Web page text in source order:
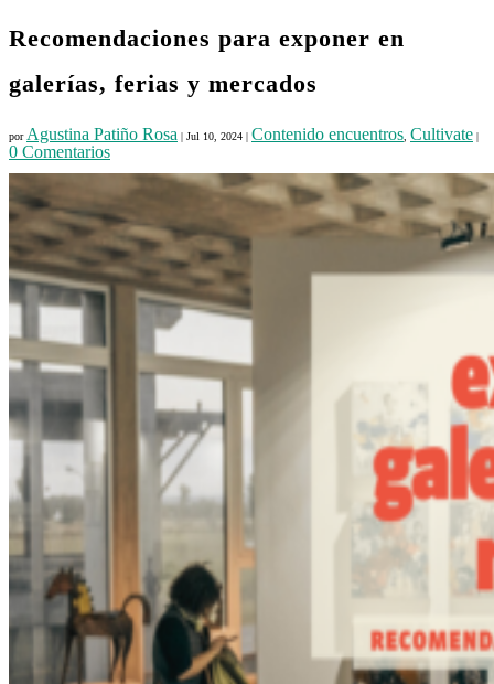
Recomendaciones para exponer en
galerías, ferias y mercados
por Agustina Patiño Rosa | Jul 10, 2024 | Contenido encuentros Cultivate |
0 Comentarios